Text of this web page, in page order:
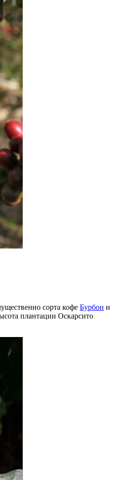
сорта кофе Бурбон и
плантации Оскарсито